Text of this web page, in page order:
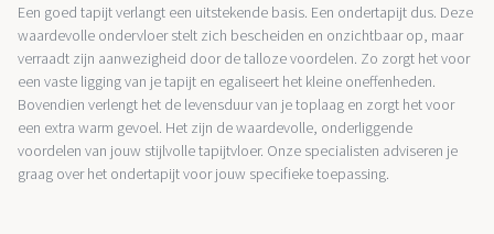
Een goed tapijt verlangt een uitstekende basis. Een ondertapijt dus. Deze
waardevolle ondervloer stelt zich bescheiden en onzichtbaar op, maar
verraadt zijn aanwezigheid door de talloze voordelen. Zo zorgt het voor
een vaste ligging van je tapijt en egaliseert het kleine oneffenheden.
Bovendien verlengt het de levensduur van je toplaag en zorgt het voor
een extra warm gevoel. Het zijn de waardevolle, onderliggende
voordelen van jouw stijlvolle tapijtvloer. Onze specialisten adviseren je
graag over het ondertapijt voor jouw specifieke toepassing.